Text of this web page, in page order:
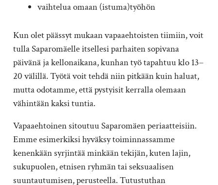
vaihtelua omaan (istuma)työhön
Kun olet päässyt mukaan vapaaehtoisten tiimiin, voit
tulla Saparomäelle itsellesi parhaiten sopivana
päivänä ja kellonaikana, kunhan työ tapahtuu klo 13–
20 välillä. Työtä voit tehdä niin pitkään kuin haluat,
mutta odotamme, että pystyisit kerralla olemaan
vähintään kaksi tuntia.
Vapaaehtoinen sitoutuu Saparomäen periaatteisiin.
Emme esimerkiksi hyväksy toiminnassamme
kenenkään syrjintää minkään tekijän, kuten lajin,
sukupuolen, etnisen ryhmän tai seksuaalisen
suuntautumisen, perusteella. Tutustuthan